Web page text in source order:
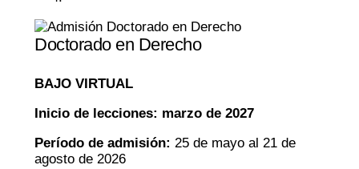
Doctorado en Derecho
BAJO VIRTUAL
Inicio de lecciones: marzo de 2027
Período de admisión: 25 de mayo al 21 de
agosto de 2026